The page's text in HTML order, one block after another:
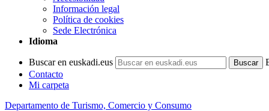
Información legal
Política de cookies
Sede Electrónica
Idioma
Buscar en euskadi.eus
Contacto
Mi carpeta
Departamento de Turismo, Comercio y Consumo